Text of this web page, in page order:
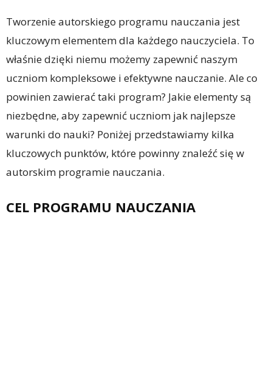
Tworzenie autorskiego programu nauczania jest
kluczowym elementem dla każdego nauczyciela. To
właśnie dzięki niemu możemy zapewnić naszym
uczniom kompleksowe i efektywne nauczanie. Ale co
powinien zawierać taki program? Jakie elementy są
niezbędne, aby zapewnić uczniom jak najlepsze
warunki do nauki? Poniżej przedstawiamy kilka
kluczowych punktów, które powinny znaleźć się w
autorskim programie nauczania.
CEL PROGRAMU NAUCZANIA